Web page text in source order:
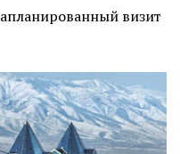
визит